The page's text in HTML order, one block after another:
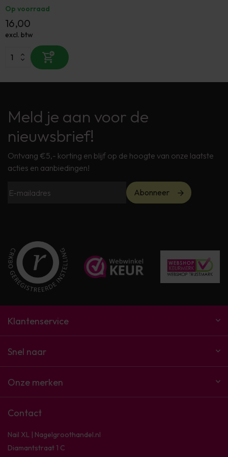
Op voorraad
16,00
excl. btw
Meld je aan voor de
nieuwsbrief!
Ontvang €5,- korting en blijf op de hoogte van onze laatste
acties en aanbiedingen!
Abonneer
Klantenservice
Snel naar
Onze merken
Contact
Nail XL | Nagelgroothandel.nl
Diamantstraat 1 C